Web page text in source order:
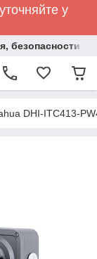
у
безопасности и
DHI-ITC413-